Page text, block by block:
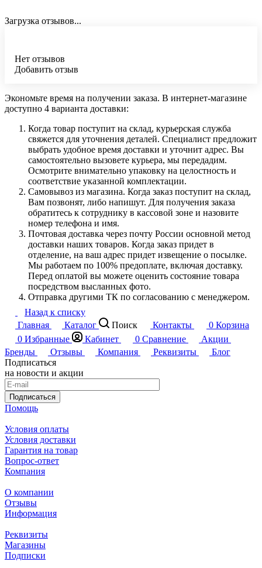
Загрузка отзывов...
Нет отзывов
Добавить отзыв
Экономьте время на получении заказа. В интернет-магазине
доступно 4 варианта доставки:
Когда товар поступит на склад, курьерская служба
свяжется для уточнения деталей. Специалист предложит
выбрать удобное время доставки и уточнит адрес. Вы
самостоятельно вызовете курьера, мы передадим.
Осмотрите внимательно упаковку на целостность и
соответствие указанной комплектации.
Самовывоз из магазина. Когда заказ поступит на склад,
Вам позвонят, либо напишут. Для получения заказа
обратитесь к сотруднику в кассовой зоне и назовите
номер телефона и имя.
Почтовая доставка через почту России основной метод
доставки наших товаров. Когда заказ придет в
отделение, на ваш адрес придет извещение о посылке.
Мы работаем по 100% предоплате, включая доставку.
Перед оплатой вы можете оценить состояние товара
посредством высланных фото.
Отправка другими ТК по согласованию с менеджером.
Назад к списку
Главная
Каталог Поиск Контакты 0 Корзина
0 Избранные Кабинет 0 Сравнение
Акции
Бренды
Отзывы Компания Реквизиты
Блог
Подписаться
на новости и акции
Подписаться
Помощь
Условия оплаты
Условия доставки
Гарантия на товар
Вопрос-ответ
Компания
О компании
Отзывы
Информация
Реквизиты
Магазины
Подписки